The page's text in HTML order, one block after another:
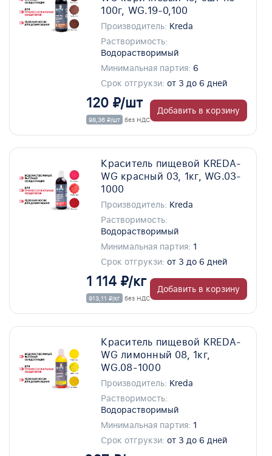
100г, WG.19-0,100
Производитель: Kreda
Растворимость:
Водорастворимый
Минимальная партия: 6
Срок отгрукзи: от 3 до 6 дней
120 ₽/шт
98,36 ₽/шт без НДС
Добавить в корзину
Краситель пищевой KREDA-
WG красный 03, 1кг, WG.03-
1000
Производитель: Kreda
Растворимость:
Водорастворимый
Минимальная партия: 1
Срок отгрукзи: от 3 до 6 дней
1 114 ₽/кг
913,11 ₽/кг без НДС
Добавить в корзину
Краситель пищевой KREDA-
WG лимонный 08, 1кг,
WG.08-1000
Производитель: Kreda
Растворимость:
Водорастворимый
Минимальная партия: 1
Срок отгрукзи: от 3 до 6 дней